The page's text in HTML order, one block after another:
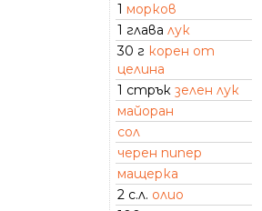
1 морков
1 глава лук
30 г корен от
целина
1 стрък зелен лук
майоран
сол
черен пипер
мащерка
2 с.л. олио